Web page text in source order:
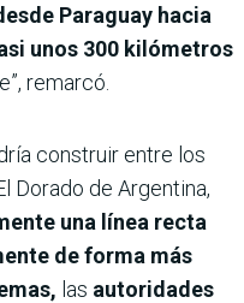
Paraguay hacia
unos 300 kilómetros
remarcó.
construir entre los
Dorado de Argentina,
una línea recta
de forma más
las autoridades